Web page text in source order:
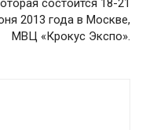
состоится 18-21
2013 года в Москве,
МВЦ «Крокус Экспо».